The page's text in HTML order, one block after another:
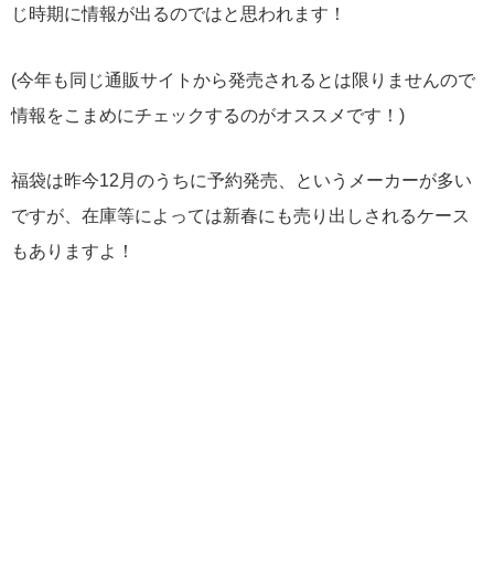
じ時期に情報が出るのではと思われます！
(今年も同じ通販サイトから発売されるとは限りませんので
情報をこまめにチェックするのがオススメです！)
福袋は昨今12月のうちに予約発売、というメーカーが多い
ですが、在庫等によっては新春にも売り出しされるケース
もありますよ！